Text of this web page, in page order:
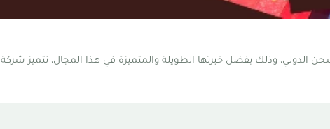
وذلك بفضل خبرتها الطويلة والمتميزة في هذا المجال، تتميز شركة